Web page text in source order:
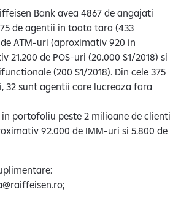
Bank avea 4867 de angajati
de agentii in toata tara (433
de ATM-uri (aproximativ 920 in
21.200 de POS-uri (20.000 S1/2018) si
(200 S1/2018). Din cele 375
32 sunt agentii care lucreaza fara
in portofoliu peste 2 milioane de clienti
92.000 de IMM-uri si 5.800 de